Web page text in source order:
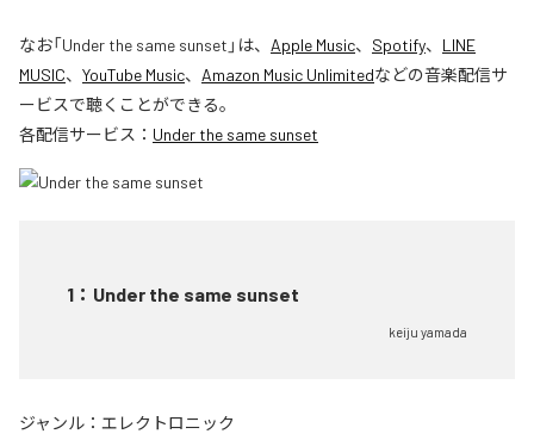
なお「Under the same sunset 」は、 Apple Music、 Spotify、 LINE
MUSIC、 YouTube Music、 Amazon Music Unlimitedなどの音楽配信サ
ービスで聴くことができる。
各配信サービス： Under the same sunset
1 ： Under the same sunset
keiju yamada
ジャンル： エレクトロニック